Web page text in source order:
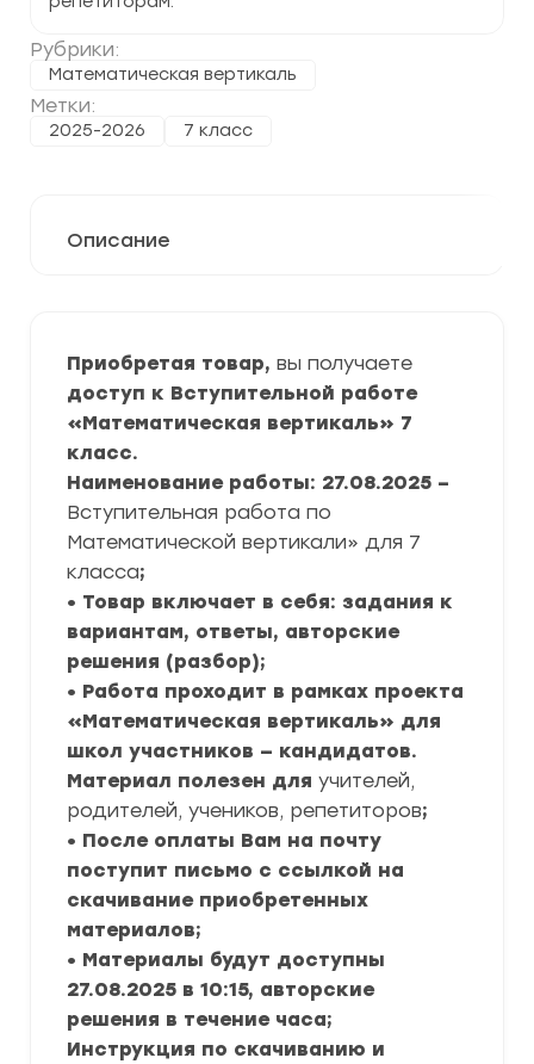
Рубрики:
Математическая вертикаль
Метки:
2025-2026 7 класс
Описание
Приобретая товар, вы получаете
доступ к Вступительной работе
«Математическая вертикаль» 7
класс.
Наименование работы: 27.08.2025 –
Вступительная работа по
Математической вертикали» для 7
класса;
• Товар включает в себя: задания к
вариантам, ответы, авторские
решения (разбор);
• Работа проходит в рамках проекта
«Математическая вертикаль» для
школ участников — кандидатов.
Материал полезен для учителей,
родителей, учеников, репетиторов;
• После оплаты Вам на почту
поступит письмо с ссылкой на
скачивание приобретенных
материалов;
• Материалы будут доступны
27.08.2025 в 10:15, авторские
решения в течение часа;
Инструкция по скачиванию и